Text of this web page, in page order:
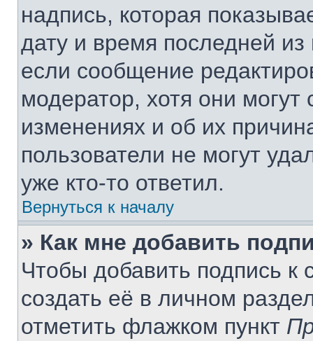
надпись, которая
дату и время последней
если сообщение
модератор, хотя они
изменениях и об их
пользователи не могут
уже кто-то ответил.
Вернуться к началу
» Как мне добавить
Чтобы добавить подпись
создать её в личном
отметить флажком пункт